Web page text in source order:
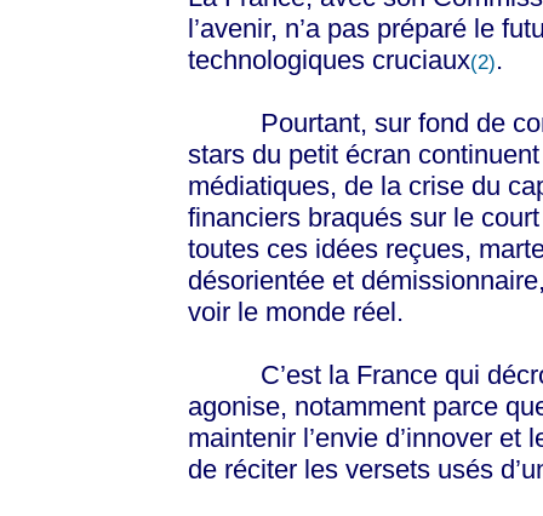
l’avenir, n’a pas préparé le
technologiques cruciaux(2).
Pourtant, sur fond de
stars du petit écran
médiatiques, de la crise du
financiers braqués sur le
toutes ces idées reçues,
désorientée et
voir le monde réel.
C’est la France qui
agonise, notamment parce
maintenir l’envie d’innover
de réciter les versets usés